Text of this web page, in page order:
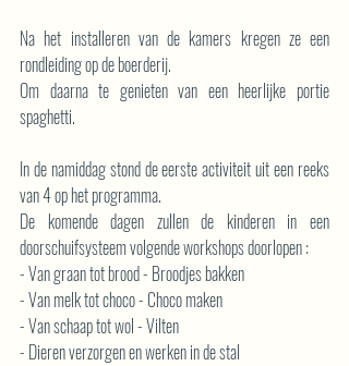
Na het installeren van de kamers kregen ze een
rondleiding op de boerderij.
Om daarna te genieten van een heerlijke portie
spaghetti.
In de namiddag stond de eerste activiteit uit een reeks
van 4 op het programma.
De komende dagen zullen de kinderen in een
doorschuifsysteem volgende workshops doorlopen :
- Van graan tot brood - Broodjes bakken
- Van melk tot choco - Choco maken
- Van schaap tot wol - Vilten
- Dieren verzorgen en werken in de stal